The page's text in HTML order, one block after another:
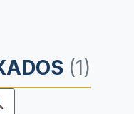
(1)